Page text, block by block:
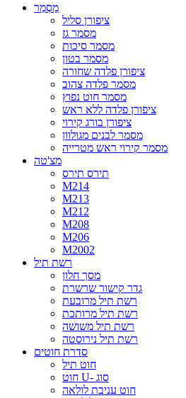
מַסְמֵר
ציפורן סליל
מסמר גז
מסמר סיכות
מסמר בטון
ציפורן פלדה שחורה
מסמר פלדה צהוב
מסמר חוט נפוץ
ציפורן פלדה ללא ראש
ציפורן בורג קירוי
מסמר לבנים מגולוון
מסמר קירוי ראש מטרייה
מצ'טה
תירס תירס
M214
M213
M212
M208
M206
M2002
רשת תיל
מסך חלון
גדר קישור שרשרת
רשת תיל מרובעת
רשת תיל מרותכת
רשת תיל משושה
רשת תיל נירוסטה
סדרת חוטים
חוט תיל
חוט U- סוג
חוט עניבת לולאה